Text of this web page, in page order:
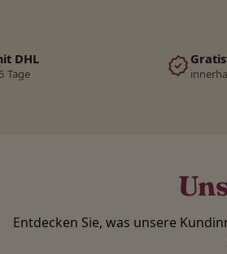
DHL
Tage
Entdecken Sie, was unsere